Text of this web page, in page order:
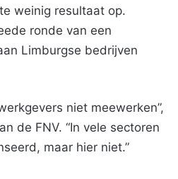
weinig resultaat op.
ronde van een
Limburgse bedrijven
niet meewerken”,
de FNV. “In vele sectoren
maar hier niet.”